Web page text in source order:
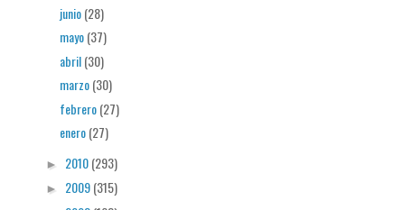
junio(28)
mayo(37)
abril(30)
marzo(30)
febrero(27)
enero(27)
► 2010(293)
► 2009(315)